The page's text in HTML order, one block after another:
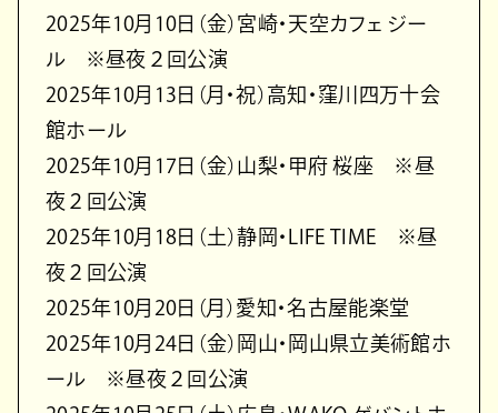
2025年10月10日（金）宮崎・天空カフェ ジー
ル ※昼夜２回公演
2025年10月13日（月・祝）高知・窪川四万十会
館ホール
2025年10月17日（金）山梨・甲府 桜座 ※昼
夜２回公演
2025年10月18日（土）静岡・LIFE TIME ※昼
夜２回公演
2025年10月20日（月）愛知・名古屋能楽堂
2025年10月24日（金）岡山・岡山県立美術館ホ
ール ※昼夜２回公演